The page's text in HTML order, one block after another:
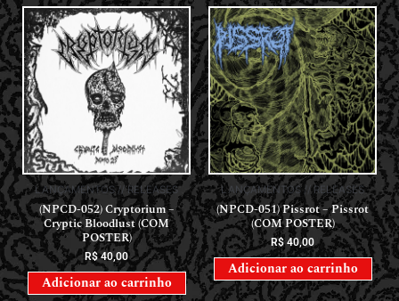
LANÇAMENTOS // RELEASES
(NPCD-052) Cryptorium –
Cryptic Bloodlust (COM
POSTER)
R$40,00
Adicionar ao carrinho
LANÇAMENTOS // RELEASES
(NPCD-051) Pissrot – Pissrot
(COM POSTER)
R$40,00
Adicionar ao carrinho